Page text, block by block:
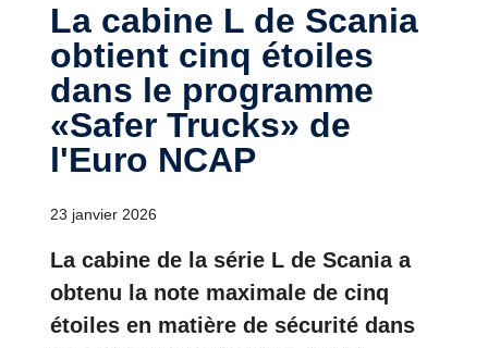
La cabine L de Scania
obtient cinq étoiles
dans le programme
«Safer Trucks» de
l'Euro NCAP
23 janvier 2026
La cabine de la série L de Scania a
obtenu la note maximale de cinq
étoiles en matière de sécurité dans